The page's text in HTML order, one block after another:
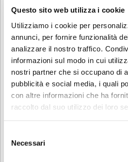
Questo sito web utilizza i cookie
Utilizziamo i cookie per
annunci, per fornire funzionalità
analizzare il nostro traffico.
informazioni sul modo in cui
nostri partner che si occupano di
pubblicità e social media, i quali
con altre informazioni che ha
raccolto dal suo utilizzo dei loro
delNecessari
Per avere ulteriori informazioni sul
0363.1925677 o inviare una mail a
Scarica e condividi la
RICHIEDI
PROGRAMMA GOL - Garanzia di